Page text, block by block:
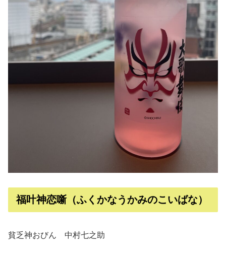
福叶神恋噺（ふくかなうかみのこいばな）
貧乏神おびん 中村七之助